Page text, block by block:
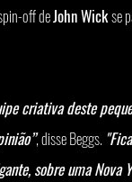
off de John Wick se
criativa deste
, disse Beggs.
sobre uma